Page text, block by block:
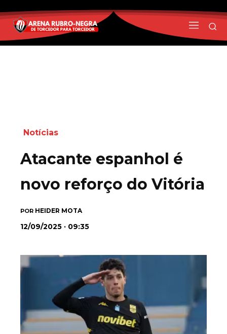
Notícias
Atacante espanhol é
novo reforço do Vitória
POR HEIDER MOTA
12/09/2025 · 09:35